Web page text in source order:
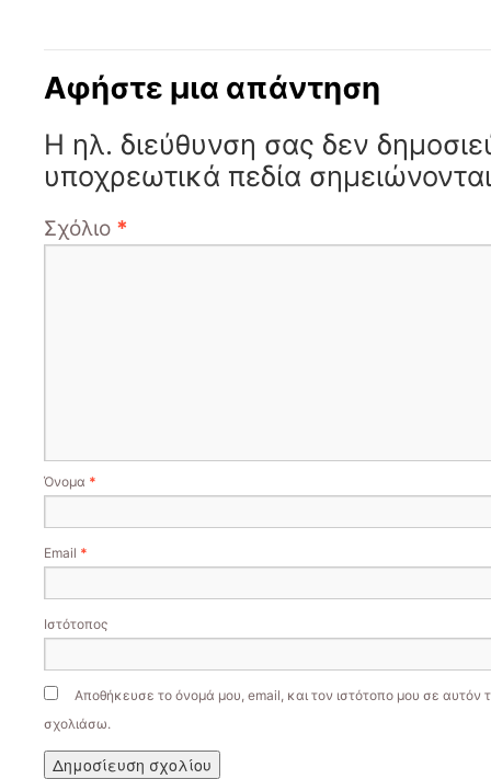
Αφήστε μια απάντηση
Η ηλ. διεύθυνση σας δεν
υποχρεωτικά πεδία
Σχόλιο *
Όνομα *
Email *
Ιστότοπος
Αποθήκευσε το όνομά μου, email, και τον ιστότοπο μου σε αυτόν
σχολιάσω.